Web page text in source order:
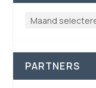
PARTNERS